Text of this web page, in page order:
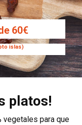
60€
islas)
platos!
vegetales para que